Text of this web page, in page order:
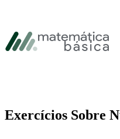
Pular Rodapé
Exercícios Sobre